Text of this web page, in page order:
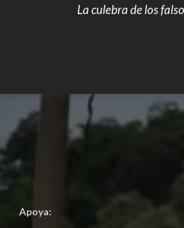
La culebra de los
Apoya: